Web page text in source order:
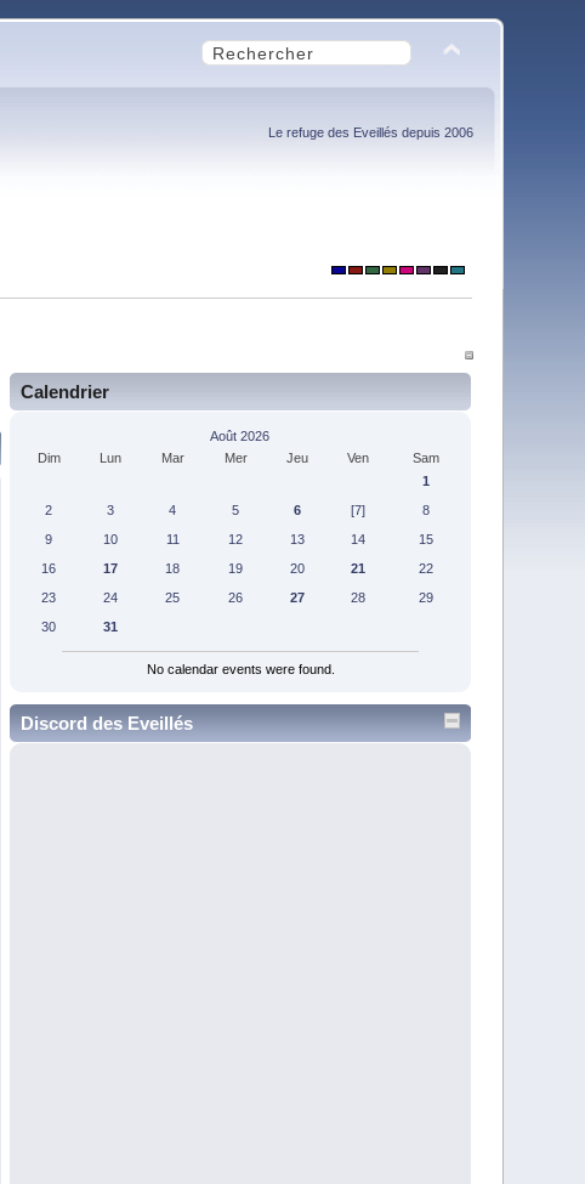
Le refuge des Eveillés depuis 2006
Calendrier
Août 2026
Dim
Lun Mar Mer Jeu Ven
Sam
1
2
3 4 5 6 [7]
8
9
10 11 12 13 14
15
16
17 18 19 20 21
22
23
24 25 26 27 28
29
30
31
No calendar events were found.
Discord des Eveillés